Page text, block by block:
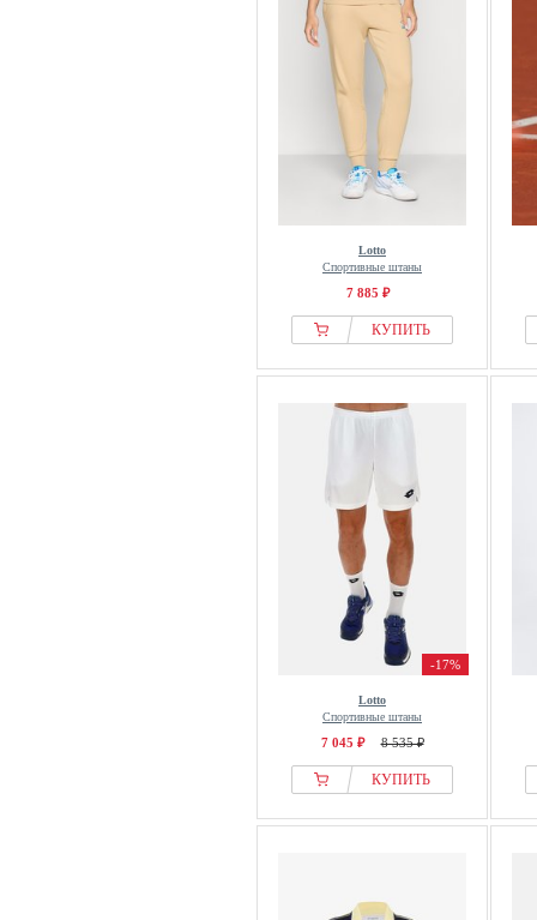
Lotto
Спортивные штаны
7 885 ₽
КУПИТЬ
-17%
Lotto
Спортивные штаны
7 045 ₽ 8 535 ₽
КУПИТЬ